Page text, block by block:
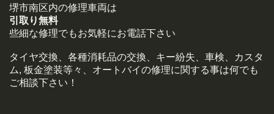
堺市南区内の修理車両は
引取り無料
些細な修理でもお気軽にお電話下さい
タイヤ交換、各種消耗品の交換、キー紛失、車検、カスタ
ム, 板金塗装等々、オートバイの修理に関する事は何でも
ご相談下さい！